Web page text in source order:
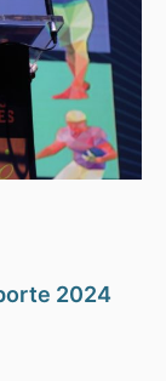
2024